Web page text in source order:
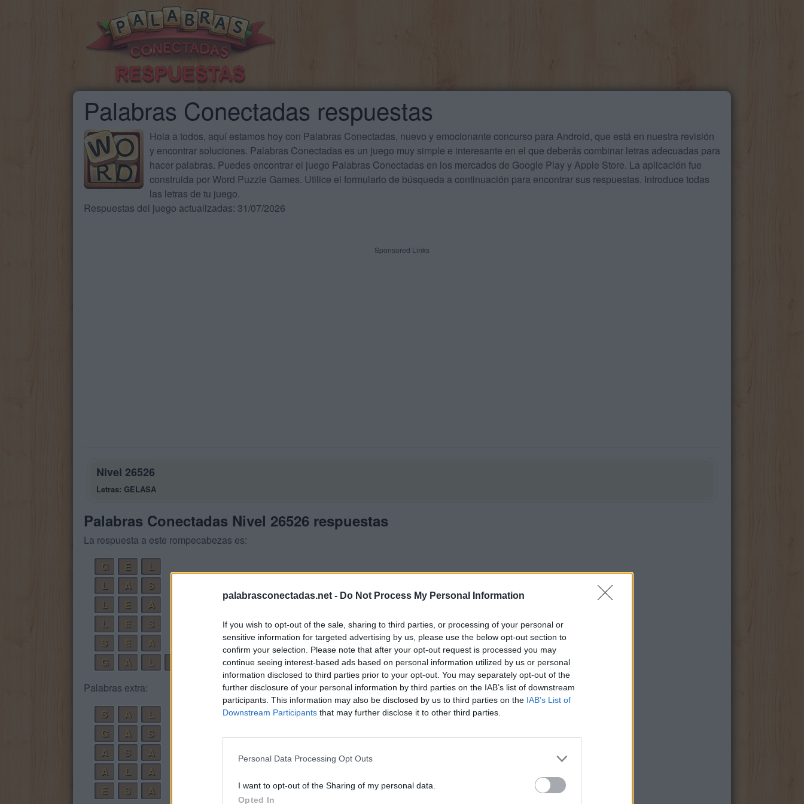
palabrasconectadas.net - Do Not Process My Personal Information
If you wish to opt-out of the sale, sharing to third parties, or processing of your personal or
sensitive information for targeted advertising by us, please use the below opt-out section to
confirm your selection. Please note that after your opt-out request is processed you may
continue seeing interest-based ads based on personal information utilized by us or personal
information disclosed to third parties prior to your opt-out. You may separately opt-out of the
further disclosure of your personal information by third parties on the IAB’s list of downstream
participants. This information may also be disclosed by us to third parties on the IAB’s List of
Downstream Participants that may further disclose it to other third parties.
Personal Data Processing Opt Outs
I want to opt-out of the Sharing of my personal data.
Opted In
Palabras Conectadas respuestas
Hola a todos, aquí estamos hoy con Palabras Conectadas, nuevo y emocionante concurso para Android, que está en nuestra revisión
y encontrar soluciones. Palabras Conectadas es un juego muy simple e interesante en el que deberás combinar letras adecuadas para
hacer palabras. Puedes encontrar el juego Palabras Conectadas en los mercados de Google Play y Apple Store. La aplicación fue
construida por Word Puzzle Games. Utilice el formulario de búsqueda a continuación para encontrar sus respuestas. Introduce todas
las letras de tu juego.
Respuestas del juego actualizadas: 31/07/2026
Sponsored Links
Nivel 26526
Letras: GELASA
Palabras Conectadas Nivel 26526 respuestas
La respuesta a este rompecabezas es:
G
E
L
L
A
S
L
E
A
L
E
S
S
E
A
G
A L
A
Palabras extra:
S
A
L
G
A
S
A
S
A
A
L
A
E
S A